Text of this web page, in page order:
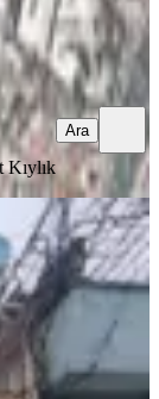
Kıylık
Ara
Arsa